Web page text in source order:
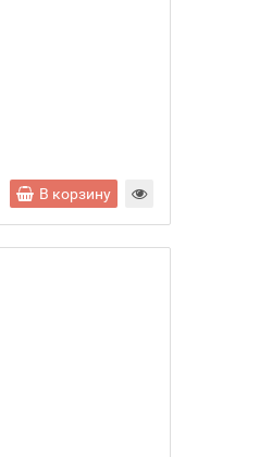
В корзину